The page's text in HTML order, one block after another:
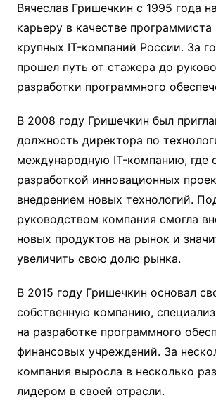
Вячеслав Гришечкин с 1995 года
карьеру в качестве
крупных IT-компаний России. За
прошел путь от стажера до
разработки программного
В 2008 году Гришечкин был
должность директора по
международную IT-компанию, где
разработкой инновационных
внедрением новых технологий.
руководством компания смогла
новых продуктов на рынок и
увеличить свою долю рынка.
В 2015 году Гришечкин основал
собственную компанию,
на разработке программного
финансовых учреждений. За
компания выросла в несколько
лидером в своей отрасли.